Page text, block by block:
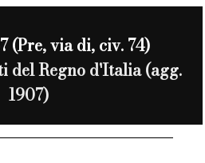
(Pre, via di, civ. 74)
del Regno d'Italia (agg.
1907)